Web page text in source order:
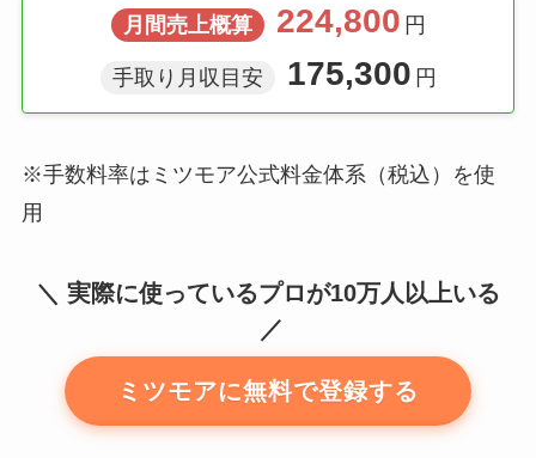
月間売上概算 224,800 円
手取り月収目安 175,300 円
※手数料率はミツモア公式料金体系（税込）を使
用
実際に使っているプロが10万人以上いる
ミツモアに無料で登録する